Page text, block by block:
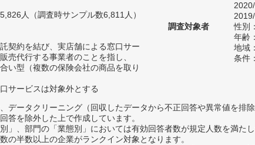
5,826人（調査時サンプル数6,811人）
契約を結び、実店舗による窓口サー
売代行する事業者のことを指し、
い型（複数の保険会社の商品を取り
サービスは対象外とする
調査対象者
性別
年齢
地域
条件
データクリーニング（回収したデータから不正回答や異常値を排除
を除外した上で作成しています。
」、部門の「業態別」においては有効回答者数が規定人数を満た
の半数以上の企業がランクイン対象となります。